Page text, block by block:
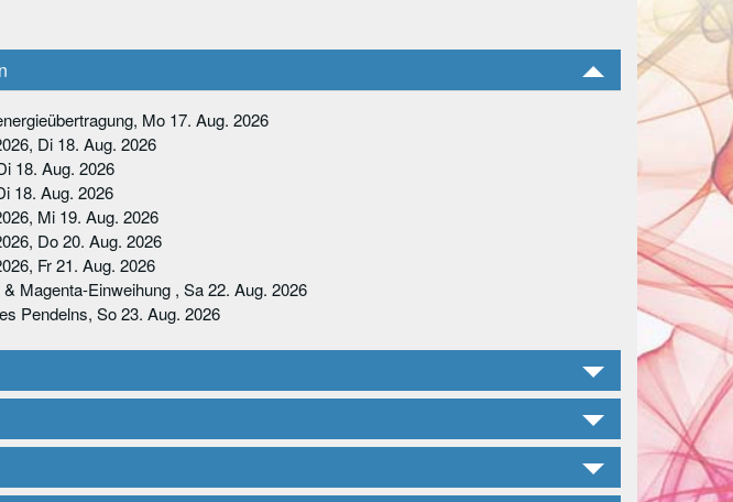
Mo 17. Aug. 2026
Di 18. Aug. 2026
18. Aug. 2026
18. Aug. 2026
Mi 19. Aug. 2026
Do 20. Aug. 2026
Fr 21. Aug. 2026
Magenta-Einweihung , Sa 22. Aug. 2026
Pendelns, So 23. Aug. 2026